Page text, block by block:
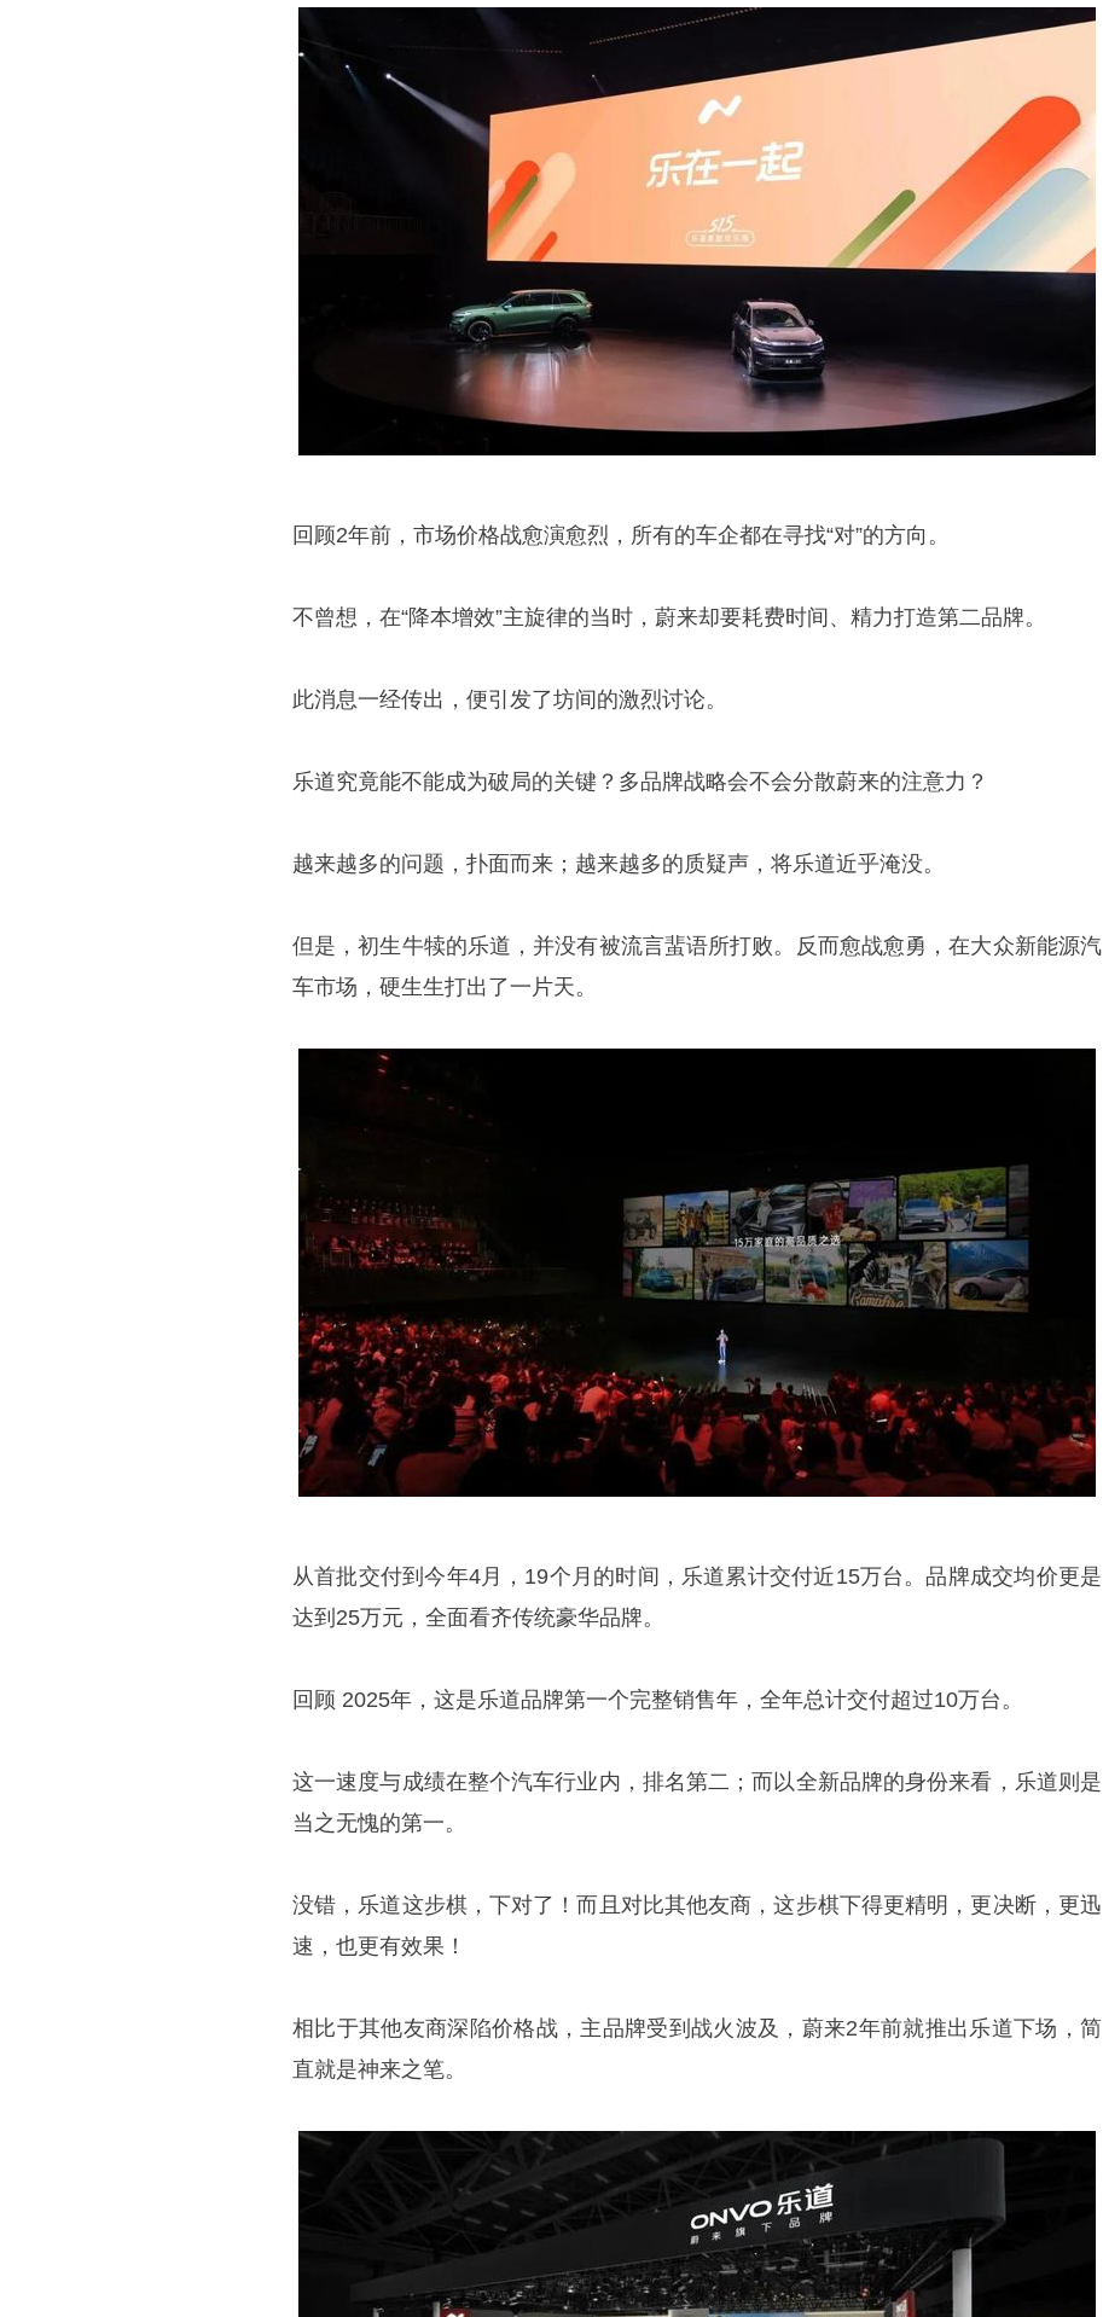
回顾2年前，市场价格战愈演愈烈，所有的车企都在寻找“对”的方向。
不曾想，在“降本增效”主旋律的当时，蔚来却要耗费时间、精力打造第二品牌。
此消息一经传出，便引发了坊间的激烈讨论。
乐道究竟能不能成为破局的关键？多品牌战略会不会分散蔚来的注意力？
越来越多的问题，扑面而来；越来越多的质疑声，将乐道近乎淹没。
但是，初生牛犊的乐道，并没有被流言蜚语所打败。反而愈战愈勇，在大众新能源汽
车市场，硬生生打出了一片天。
从首批交付到今年4月，19个月的时间，乐道累计交付近15万台。品牌成交均价更是
达到25万元，全面看齐传统豪华品牌。
回顾 2025年，这是乐道品牌第一个完整销售年，全年总计交付超过10万台。
这一速度与成绩在整个汽车行业内，排名第二；而以全新品牌的身份来看，乐道则是
当之无愧的第一。
没错，乐道这步棋，下对了！而且对比其他友商，这步棋下得更精明，更决断，更迅
速，也更有效果！
相比于其他友商深陷价格战，主品牌受到战火波及，蔚来2年前就推出乐道下场，简
直就是神来之笔。